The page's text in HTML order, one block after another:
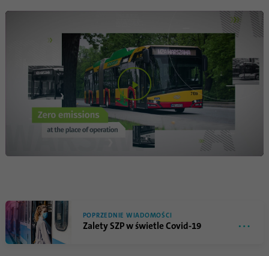
Play
Video
POPRZEDNIE WIADOMOŚCI
Zalety SZP w świetle Covid-19